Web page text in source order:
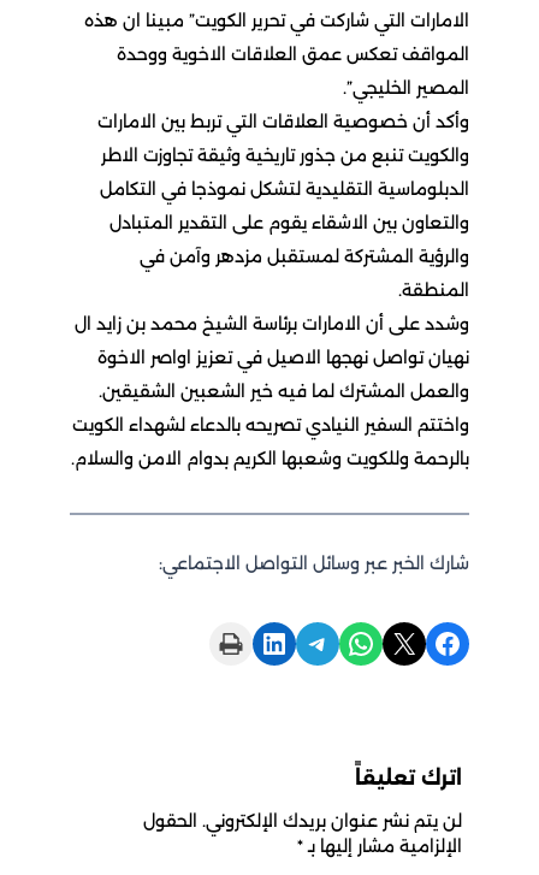
الامارات التي شاركت في تحرير الكويت” مبينا ان هذه
المواقف تعكس عمق العلاقات الاخوية ووحدة
المصير الخليجي”.
وأكد أن خصوصية العلاقات التي تربط بين الامارات
والكويت تنبع من جذور تاريخية وثيقة تجاوزت الاطر
الدبلوماسية التقليدية لتشكل نموذجا في التكامل
والتعاون بين الاشقاء يقوم على التقدير المتبادل
والرؤية المشتركة لمستقبل مزدهر وآمن في
المنطقة.
وشدد على أن الامارات برئاسة الشيخ محمد بن زايد ال
نهيان تواصل نهجها الاصيل في تعزيز اواصر الاخوة
والعمل المشترك لما فيه خير الشعبين الشقيقين.
واختتم السفير النيادي تصريحه بالدعاء لشهداء الكويت
بالرحمة وللكويت وشعبها الكريم بدوام الامن والسلام.
شارك الخبر عبر وسائل التواصل الاجتماعي:
Share on Facebook
Share on X
Share on WhatsApp
Share on Telegram
Share on LinkedIn
Print this Page
اترك تعليقاً
لن يتم نشر عنوان بريدك الإلكتروني. الحقول
الإلزامية مشار إليها بـ*